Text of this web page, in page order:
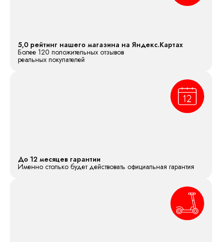
5,0 рейтинг нашего магазина на Яндекс.Картах
Более 120 положительных отзывов
реальных покупателей
До 12 месяцев гарантии
Именно столько будет действовать официальная гарантия